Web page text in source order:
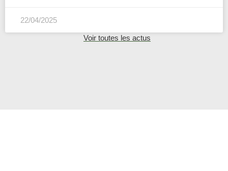
22/04/2025
Voir toutes les actus